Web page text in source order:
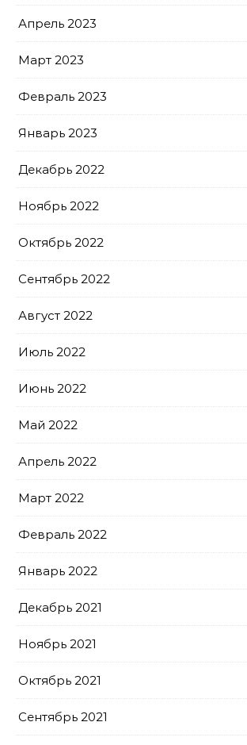
Апрель 2023
Март 2023
Февраль 2023
Январь 2023
Декабрь 2022
Ноябрь 2022
Октябрь 2022
Сентябрь 2022
Август 2022
Июль 2022
Июнь 2022
Май 2022
Апрель 2022
Март 2022
Февраль 2022
Январь 2022
Декабрь 2021
Ноябрь 2021
Октябрь 2021
Сентябрь 2021